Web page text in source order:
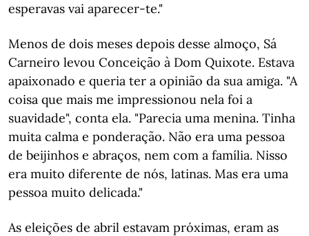
esperavas vai aparecer-te."
Menos de dois meses depois desse almoço, Sá
Carneiro levou Conceição à Dom Quixote. Estava
apaixonado e queria ter a opinião da sua amiga. "A
coisa que mais me impressionou nela foi a
suavidade", conta ela. "Parecia uma menina. Tinha
muita calma e ponderação. Não era uma pessoa
de beijinhos e abraços, nem com a família. Nisso
era muito diferente de nós, latinas. Mas era uma
pessoa muito delicada."
As eleições de abril estavam próximas, eram as